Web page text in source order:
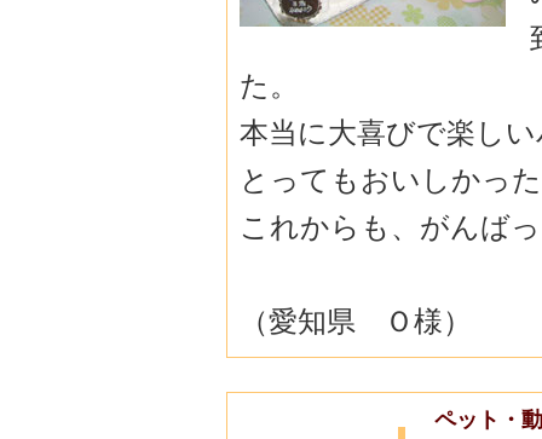
た。
本当に大喜びで楽し
とってもおいしかっ
これからも、がんば
（愛知県 Ｏ様）
ペット・